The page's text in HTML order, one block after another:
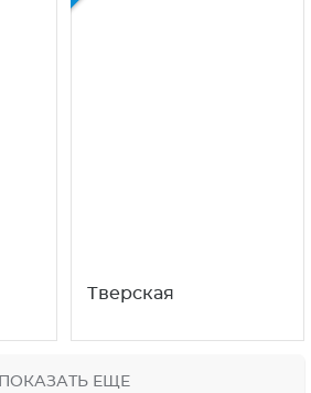
Тверская
ПОКАЗАТЬ ЕЩЕ